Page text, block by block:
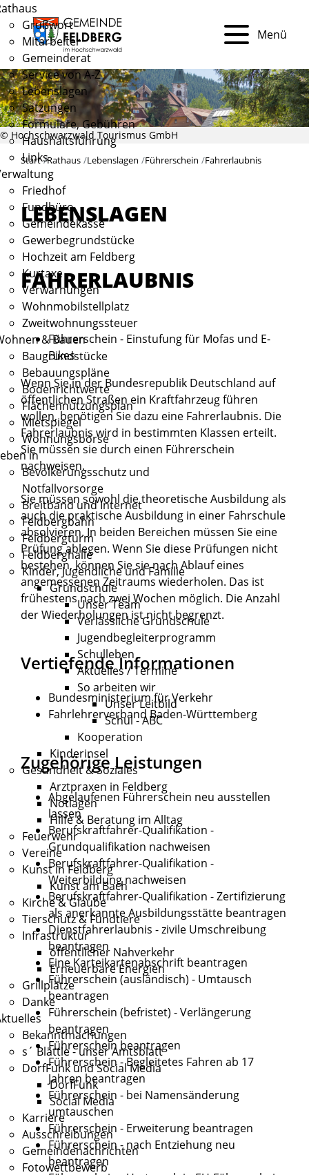
Grußwort
Mitarbeiter
Gemeinderat
Service von A-Z
Lebenslagen
Satzungen
Formulare, Gebühren
Haushaltsführung
Links
Friedhof
Fundbüro
Gemeindekasse
Gewerbegrundstücke
Hochzeit am Feldberg
Kurtaxe
Verwarnungen
Wohnmobilstellplatz
Zweitwohnungssteuer
& Bauen
Baugrundstücke
Bebauungspläne
Bodenrichtwerte
Flächennutzungsplan
Mietspiegel
Wohnungsbörse
in
Bevölkerungsschutz und
Notfallvorsorge
Breitband und Internet
Feldbergbahn
Feldbergturm
Feldberghalle
Kinder, Jugendliche und Familie
Grundschule
Unser Team
Verlässliche Grundschule
Jugendbegleiterprogramm
Schulleben
Aktuelles / Termine
So arbeiten wir
Unser Leitbild
Schul - ABC
Kooperation
Kinderinsel
Gesundheit & Soziales
Arztpraxen in Feldberg
Notlagen
Hilfe & Beratung im Alltag
Feuerwehr
Vereine
Kunst in Feldberg
Kunst am Bach
Kirche & Glaube
Tierschutz & Fundtiere
Infrastruktur
öffentlicher Nahverkehr
Erneuerbare Energien
Grillplätze
Danke
Bekanntmachungen
s´ Blättle - unser Amtsblatt
DorfFunk und Social Media
DorfFunk
Social Media
Karriere
Ausschreibungen
Gemeindenachrichten
Fotowettbewerb
Menü
© Hochschwarzwald Tourismus GmbH
Start Rathaus Lebenslagen Führerschein Fahrerlaubnis
LEBENSLAGEN
FAHRERLAUBNIS
Führerschein - Einstufung für Mofas und E-
Bikes
Wenn Sie in der Bundesrepublik Deutschland auf
öffentlichen Straßen ein Kraftfahrzeug führen
wollen, benötigen Sie dazu eine Fahrerlaubnis. Die
Fahrerlaubnis wird in bestimmten Klassen erteilt.
Sie müssen sie durch einen Führerschein
nachweisen.
Sie müssen sowohl die theoretische Ausbildung als
auch die praktische Ausbildung in einer Fahrschule
absolvieren. In beiden Bereichen müssen Sie eine
Prüfung ablegen. Wenn Sie diese Prüfungen nicht
bestehen, können Sie sie nach Ablauf eines
angemessenen Zeitraums wiederholen. Das ist
frühestens nach zwei Wochen möglich. Die Anzahl
der Wiederholungen ist nicht begrenzt.
Vertiefende Informationen
Bundesministerium für Verkehr
Fahrlehrerverband Baden-Württemberg
Zugehörige Leistungen
Abgelaufenen Führerschein neu ausstellen
lassen
Berufskraftfahrer-Qualifikation -
Grundqualifikation nachweisen
Berufskraftfahrer-Qualifikation -
Weiterbildung nachweisen
Berufskraftfahrer-Qualifikation - Zertifizierung
als anerkannte Ausbildungsstätte beantragen
Dienstfahrerlaubnis - zivile Umschreibung
beantragen
Eine Karteikartenabschrift beantragen
Führerschein (ausländisch) - Umtausch
beantragen
Führerschein (befristet) - Verlängerung
beantragen
Führerschein beantragen
Führerschein - Begleitetes Fahren ab 17
Jahren beantragen
Führerschein - bei Namensänderung
umtauschen
Führerschein - Erweiterung beantragen
Führerschein - nach Entziehung neu
beantragen